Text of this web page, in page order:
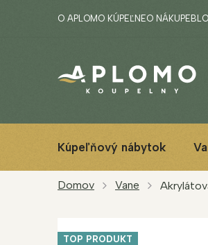
O APLOMO KÚPEĽNEO NÁKUPE
Kúpeľňový nábytok
Domov Vane
TOP PRODUKT